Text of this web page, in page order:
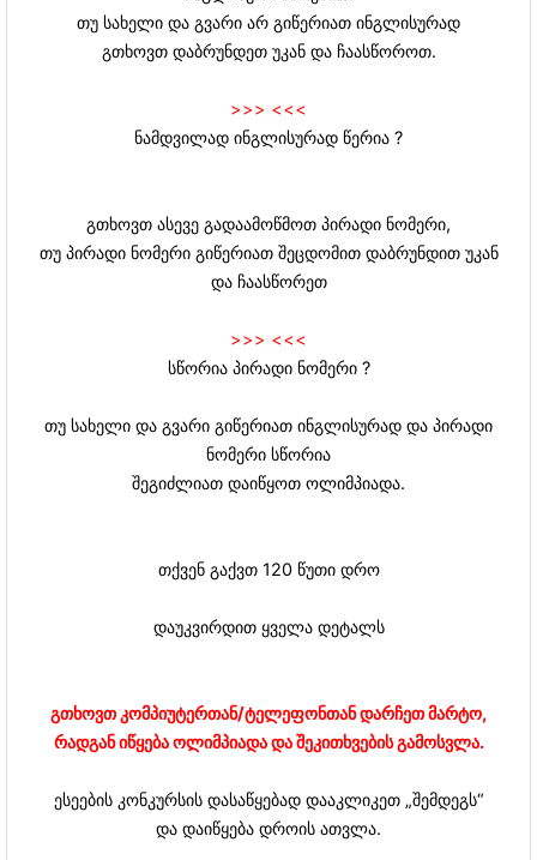
თუ სახელი და გვარი არ გიწერიათ ინგლისურად
გთხოვთ დაბრუნდეთ უკან და ჩაასწოროთ.
>>> <<<
ნამდვილად ინგლისურად წერია ?
გთხოვთ ასევე გადაამოწმოთ პირადი ნომერი,
თუ პირადი ნომერი გიწერიათ შეცდომით დაბრუნდით უკან
და ჩაასწორეთ
>>> <<<
სწორია პირადი ნომერი ?
თუ სახელი და გვარი გიწერიათ ინგლისურად და პირადი
ნომერი სწორია
შეგიძლიათ დაიწყოთ ოლიმპიადა.
თქვენ გაქვთ 120 წუთი დრო
დაუკვირდით ყველა დეტალს
გთხოვთ კომპიუტერთან/ტელეფონთან დარჩეთ მარტო,
რადგან იწყება ოლიმპიადა და შეკითხვების გამოსვლა.
ესეების კონკურსის დასაწყებად დააკლიკეთ „შემდეგს“
და დაიწყება დროის ათვლა.